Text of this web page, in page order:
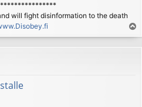
will fight disinformation to the death
o
p